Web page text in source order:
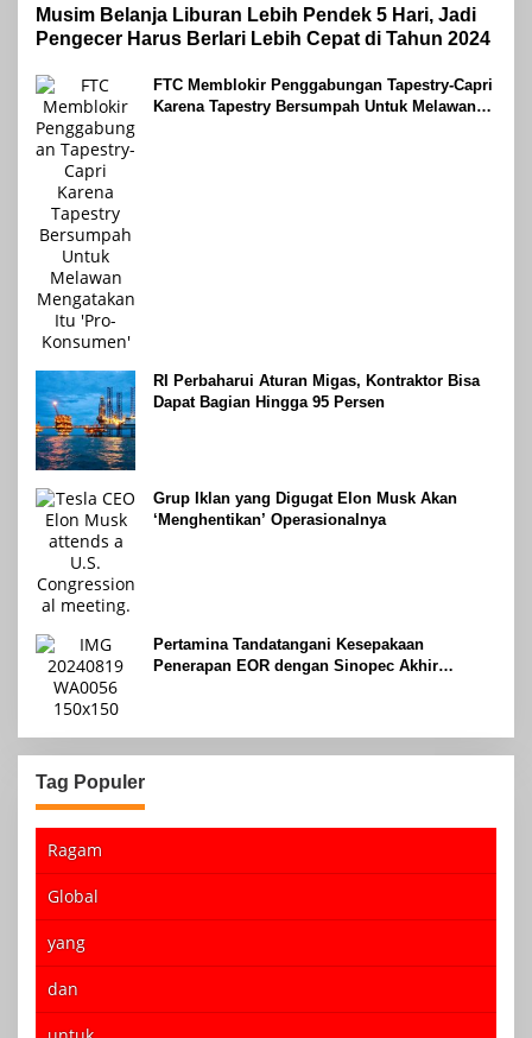
Musim Belanja Liburan Lebih Pendek 5 Hari, Jadi
Pengecer Harus Berlari Lebih Cepat di Tahun 2024
FTC Memblokir Penggabungan Tapestry-Capri
Karena Tapestry Bersumpah Untuk Melawan
RI Perbaharui Aturan Migas, Kontraktor Bisa
Dapat Bagian Hingga 95 Persen
Grup Iklan yang Digugat Elon Musk Akan
‘Menghentikan’ Operasionalnya
Pertamina Tandatangani Kesepakaan
Penerapan EOR dengan Sinopec Akhir
Tag Populer
Ragam
Global
yang
dan